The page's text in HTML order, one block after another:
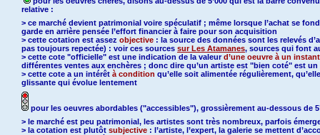
relative :
> ce marché devient patrimonial voire spéculatif ; même lorsque l’achat se
garde en arrière pensée l’effort financier à faire pour son acquisition
> cette cotation est assez objective : la source des données sont les relevés
pas toujours repectée) : voir ces sources sur Les Atamanes, sources qui font
> cette cote "officielle" est une indication de la valeurd’une oeuvre à un
différentes ventes aux enchères ; donc dire qu’un artiste est "bien coté" est
> cette cote a un intérêt à condition qu’elle soit alimentée régulièrement,
glissante qui évolue lentement
pour les oeuvres abordables ("accessibles"), grossièrement au-dessous de
> le marché est peu patrimonial, les artistes sont très nombreux, parfois
> la cotation est plutôt subjective : l’artiste, l’expert, la galerie se mettent